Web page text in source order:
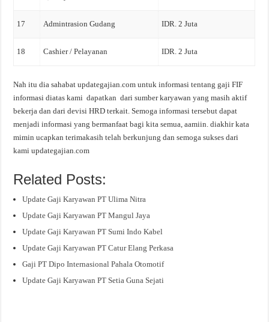
17 Admintrasion Gudang IDR. 2 Juta
18 Cashier / Pelayanan IDR. 2 Juta
Nah itu dia sahabat updategajian.com untuk informasi tentang gaji FIF
informasi diatas kami dapatkan dari sumber karyawan yang masih aktif
bekerja dan dari devisi HRD terkait. Semoga informasi tersebut dapat
menjadi informasi yang bermanfaat bagi kita semua, aamiin. diakhir kata
mimin ucapkan terimakasih telah berkunjung dan semoga sukses dari
kami updategajian.com
Related Posts:
Update Gaji Karyawan PT Ulima Nitra
Update Gaji Karyawan PT Mangul Jaya
Update Gaji Karyawan PT Sumi Indo Kabel
Update Gaji Karyawan PT Catur Elang Perkasa
Gaji PT Dipo Internasional Pahala Otomotif
Update Gaji Karyawan PT Setia Guna Sejati